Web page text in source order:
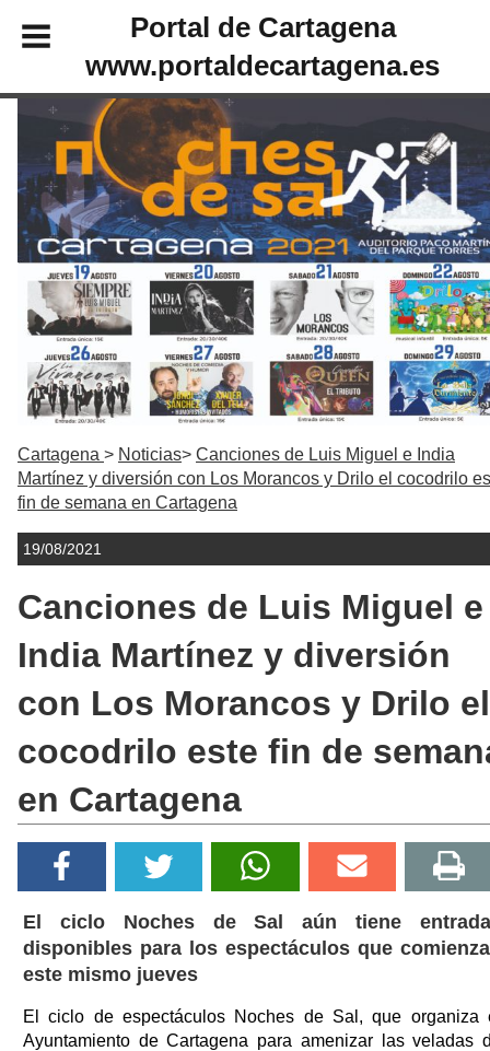
Portal de Cartagena
www.portaldecartagena.es
Cartagena Noticias
Canciones de Luis Miguel e India
Martínez y diversión con Los Morancos y Drilo el cocodrilo
fin de semana en Cartagena
19/08/2021
Canciones de Luis Miguel e
India Martínez y diversión
con Los Morancos y Drilo el
cocodrilo este fin de
en Cartagena
El ciclo Noches de Sal aún tiene
disponibles para los espectáculos que
este mismo jueves
El ciclo de espectáculos Noches de Sal, que organiza
Ayuntamiento de Cartagena para amenizar las veladas